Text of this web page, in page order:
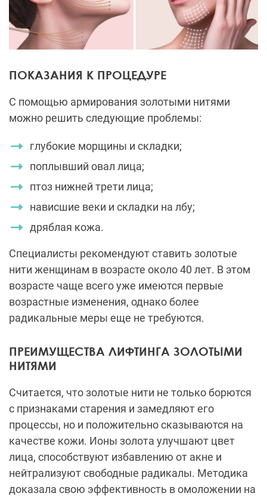
ПОКАЗАНИЯ К ПРОЦЕДУРЕ
С помощью армирования золотыми нитями
можно решить следующие проблемы:
глубокие морщины и складки;
поплывший овал лица;
птоз нижней трети лица;
нависшие веки и складки на лбу;
дряблая кожа.
Специалисты рекомендуют ставить золотые
нити женщинам в возрасте около 40 лет. В этом
возрасте чаще всего уже имеются первые
возрастные изменения, однако более
радикальные меры еще не требуются.
ПРЕИМУЩЕСТВА ЛИФТИНГА ЗОЛОТЫМИ
НИТЯМИ
Считается, что золотые нити не только борются
с признаками старения и замедляют его
процессы, но и положительно сказываются на
качестве кожи. Ионы золота улучшают цвет
лица, способствуют избавлению от акне и
нейтрализуют свободные радикалы. Методика
доказала свою эффективность в омоложении на